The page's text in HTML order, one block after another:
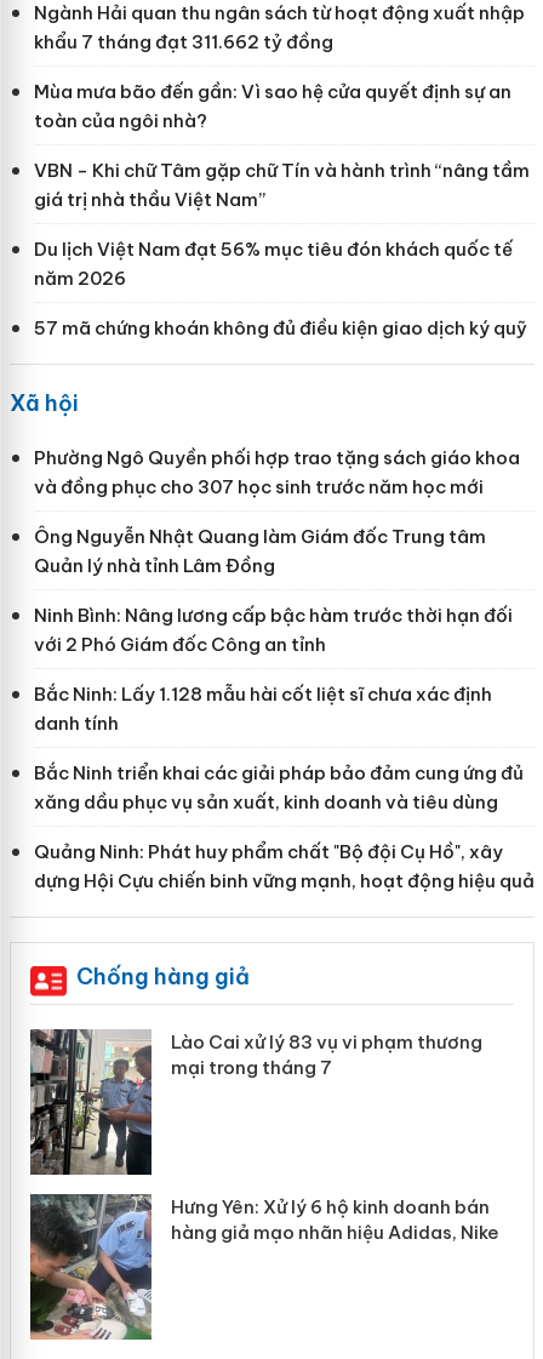
Ngành Hải quan thu ngân sách từ hoạt động xuất nhập
khẩu 7 tháng đạt 311.662 tỷ đồng
Mùa mưa bão đến gần: Vì sao hệ cửa quyết định sự an
toàn của ngôi nhà?
VBN - Khi chữ Tâm gặp chữ Tín và hành trình “nâng tầm
giá trị nhà thầu Việt Nam”
Du lịch Việt Nam đạt 56% mục tiêu đón khách quốc tế
năm 2026
57 mã chứng khoán không đủ điều kiện giao dịch ký quỹ
Xã hội
Phường Ngô Quyền phối hợp trao tặng sách giáo khoa
và đồng phục cho 307 học sinh trước năm học mới
Ông Nguyễn Nhật Quang làm Giám đốc Trung tâm
Quản lý nhà tỉnh Lâm Đồng
Ninh Bình: Nâng lương cấp bậc hàm trước thời hạn đối
với 2 Phó Giám đốc Công an tỉnh
Bắc Ninh: Lấy 1.128 mẫu hài cốt liệt sĩ chưa xác định
danh tính
Bắc Ninh triển khai các giải pháp bảo đảm cung ứng đủ
xăng dầu phục vụ sản xuất, kinh doanh và tiêu dùng
Quảng Ninh: Phát huy phẩm chất "Bộ đội Cụ Hồ", xây
dựng Hội Cựu chiến binh vững mạnh, hoạt động hiệu quả
Chống hàng giả
Lào Cai xử lý 83 vụ vi phạm thương
mại trong tháng 7
Hưng Yên: Xử lý 6 hộ kinh doanh bán
hàng giả mạo nhãn hiệu Adidas, Nike